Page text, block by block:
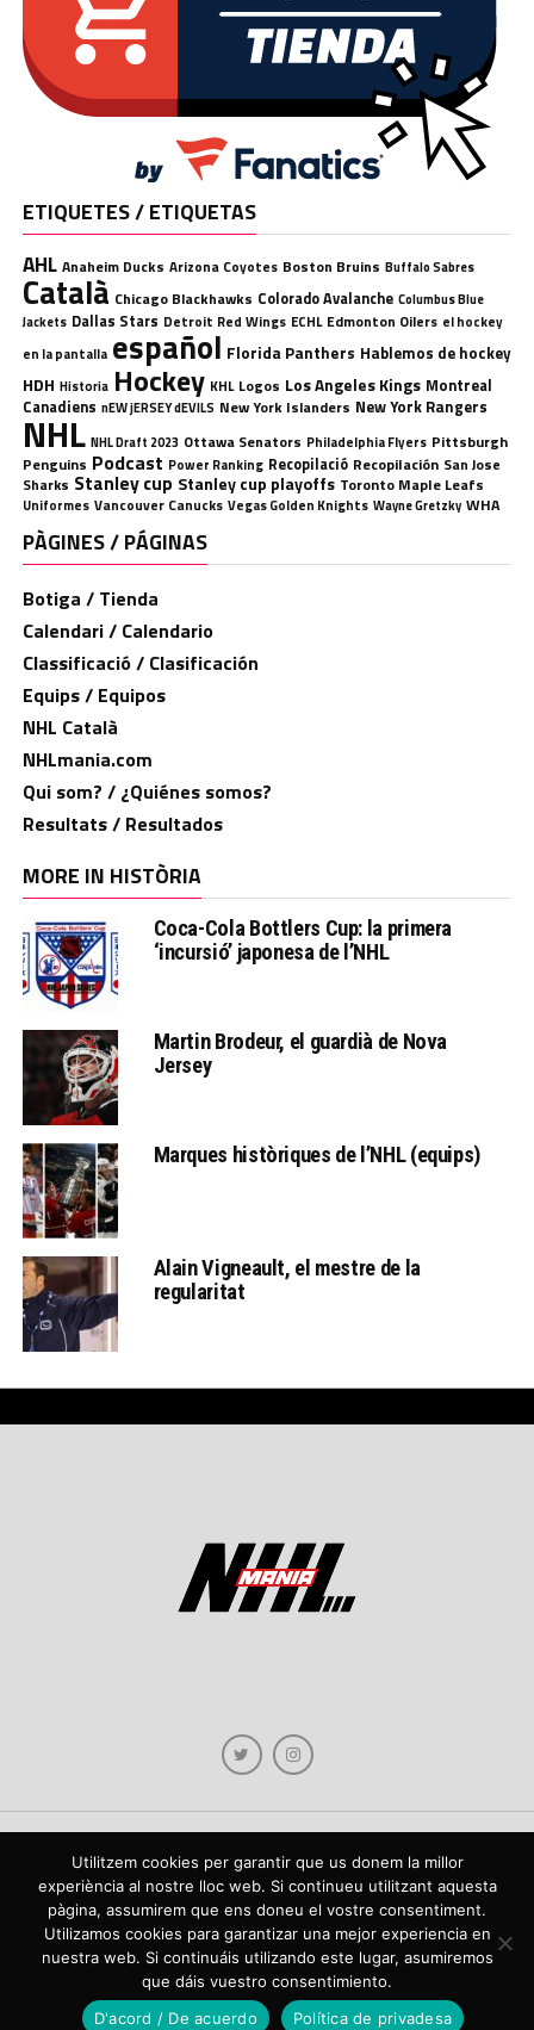
ETIQUETES / ETIQUETAS
AHL Anaheim Ducks Arizona Coyotes Boston Bruins Buffalo Sabres
Català Chicago Blackhawks Colorado Avalanche Columbus Blue
Jackets Dallas Stars Detroit Red Wings ECHL Edmonton Oilers el hockey
en la pantalla español Florida Panthers Hablemos de hockey
HDH Historia Hockey KHL Logos Los Angeles Kings Montreal
Canadiens nEW jERSEY dEVILS New York Islanders New York Rangers
NHL NHL Draft 2023 Ottawa Senators Philadelphia Flyers Pittsburgh
Penguins Podcast Power Ranking Recopilació Recopilación San Jose
Sharks Stanley cup Stanley cup playoffs Toronto Maple Leafs
Uniformes Vancouver Canucks Vegas Golden Knights Wayne Gretzky WHA
PÀGINES / PÁGINAS
Botiga / Tienda
Calendari / Calendario
Classificació / Clasificación
Equips / Equipos
NHL Català
NHLmania.com
Qui som? / ¿Quiénes somos?
Resultats / Resultados
MORE IN HISTÒRIA
Coca-Cola Bottlers Cup: la primera
‘incursió’ japonesa de l’NHL
Martin Brodeur, el guardià de Nova
Jersey
Marques històriques de l’NHL (equips)
Alain Vigneault, el mestre de la
regularitat
Copyright © 2021 NHLmania.com. Tots els drets reservats / Todos los derechos
reservados. NHLmania és una web dedicada a la difusió de contingut sobre la
NHL, tant en català com en castellà. L'escut de NHLmania.com és propietat de la
web en qüestió. NHLmania es una web dedicada a la difusión de contenido sobre
la NHL, tanto en español como en catalán. El escudo deNHLmania.com es
propiedad de dicha web.
Utilitzem cookies per garantir que us donem la millor
experiència al nostre lloc web. Si continueu utilitzant aquesta
pàgina, assumirem que ens doneu el vostre consentiment.
Utilizamos cookies para garantizar una mejor experiencia en
nuestra web. Si continuáis utilizando este lugar, asumiremos
que dáis vuestro consentimiento.
D'acord / De acuerdo
Política de privadesa